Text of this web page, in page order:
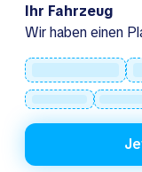
Ihr Fahrzeug
Wir haben einen